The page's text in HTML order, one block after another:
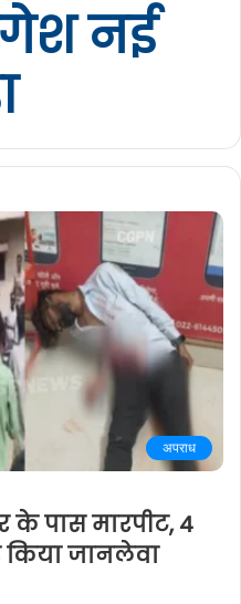
नई
अपराध
पास मारपीट, 4
किया जानलेवा